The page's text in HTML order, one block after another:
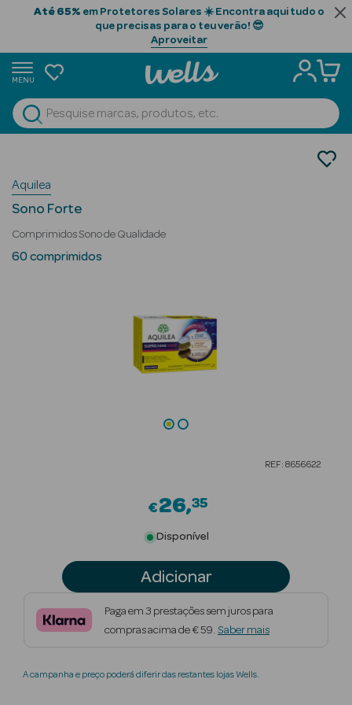
Até 65% em Protetores Solares ☀️ Encontra aqui tudo o
que precisas para o teu verão! 😎
Aproveitar
MENU
Ver Tudo
Beauty Season
Cabelo
Beauty Season
Beauty Season
Beauty Season
Sono
Aquilea
Sono Forte
Comprimidos Sono de Qualidade
60 comprimidos
REF: 8656622
€26 35
Disponível
Adicionar
Paga em 3 prestações sem juros para
compras acima de € 59. Saber mais
A campanha e preço poderá diferir das restantes lojas Wells.